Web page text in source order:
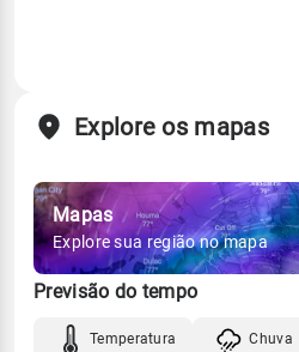
Explore os mapas
Mapas
Explore sua região no mapa
Previsão do tempo
Temperatura Chuva